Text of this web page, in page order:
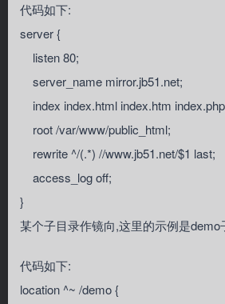
代码如下:
server {
listen 80;
server_name mirror.jb51.net;
index index.html index.htm
root /var/www/public_html;
rewrite ^/(.*) //www.jb51.net/$1 last;
access_log off;
}
某个子目录作镜向,这里的示例是demo
代码如下:
location ^~ /demo {